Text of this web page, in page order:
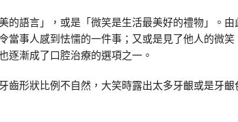
語言」，或是「微笑是生活最美好的禮物」。
事人感到怯懦的一件事；又或是見了他人的微
逐漸成了口腔治療的選項之一。
形狀比例不自然，大笑時露出太多牙齦或是牙